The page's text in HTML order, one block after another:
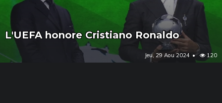
L'UEFA honore Cristiano Ronaldo
Jeu, 29 Aou 2024 120